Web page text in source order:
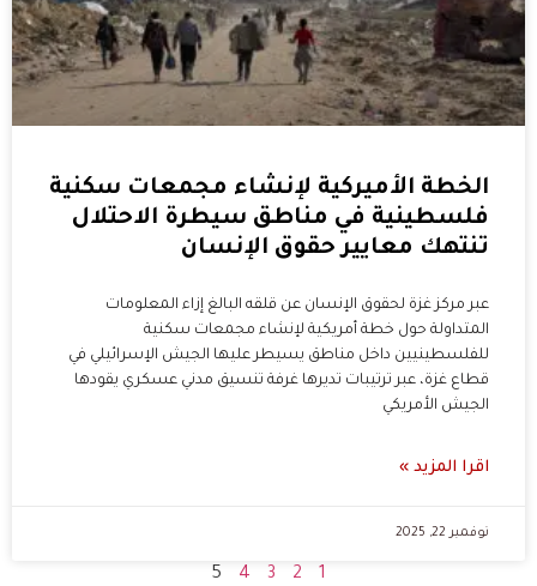
الخطة الأميركية لإنشاء مجمعات سكنية
فلسطينية في مناطق سيطرة الاحتلال
تنتهك معايير حقوق الإنسان
عبر مركز غزة لحقوق الإنسان عن قلقه البالغ إزاء المعلومات
المتداولة حول خطة أمريكية لإنشاء مجمعات سكنية
للفلسطينيين داخل مناطق يسيطر عليها الجيش الإسرائيلي في
قطاع غزة، عبر ترتيبات تديرها غرفة تنسيق مدني عسكري يقودها
الجيش الأمريكي
اقرا المزيد »
نوفمبر 22, 2025
2
3
4
5